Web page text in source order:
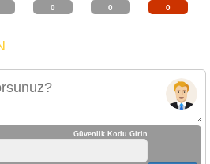
0 0 0
Güvenlik Kodu Girin